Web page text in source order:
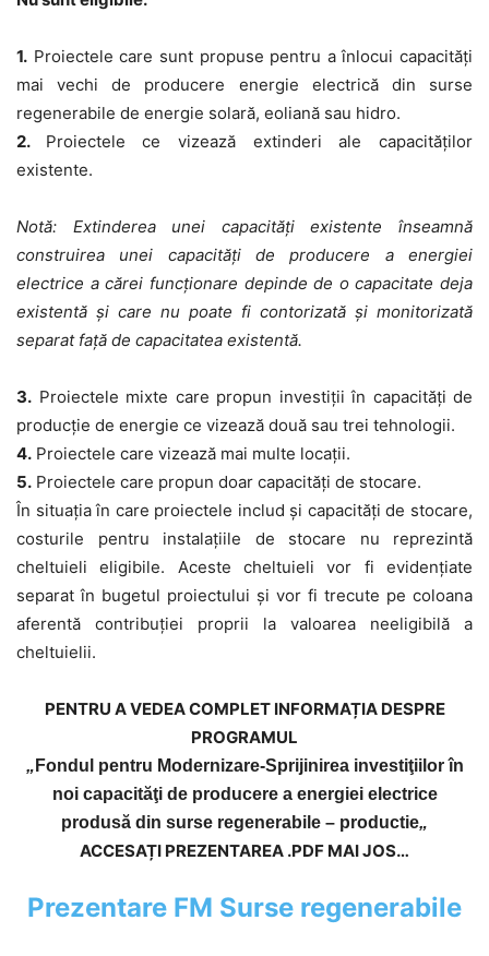
1. Proiectele care sunt propuse pentru a înlocui capacități
mai vechi de producere energie electrică din surse
regenerabile de energie solară, eoliană sau hidro.
2. Proiectele ce vizează extinderi ale capacităților
existente.
Notă: Extinderea unei capacități existente înseamnă
construirea unei capacități de producere a energiei
electrice a cărei funcționare depinde de o capacitate deja
existentă și care nu poate fi contorizată și monitorizată
separat față de capacitatea existentă.
3. Proiectele mixte care propun investiţii în capacităţi de
producţie de energie ce vizează două sau trei tehnologii.
4. Proiectele care vizează mai multe locații.
5. Proiectele care propun doar capacități de stocare.
În situația în care proiectele includ și capacități de stocare,
costurile pentru instalațiile de stocare nu reprezintă
cheltuieli eligibile. Aceste cheltuieli vor fi evidențiate
separat în bugetul proiectului și vor fi trecute pe coloana
aferentă contribuției proprii la valoarea neeligibilă a
cheltuielii.
PENTRU A VEDEA COMPLET INFORMAȚIA DESPRE
PROGRAMUL
„ Fondul pentru Modernizare-Sprijinirea investiţiilor în
noi capacităţi de producere a energiei electrice
produsă din surse regenerabile – productie„
ACCESAȚI PREZENTAREA .PDF MAI JOS…
Prezentare FM Surse regenerabile